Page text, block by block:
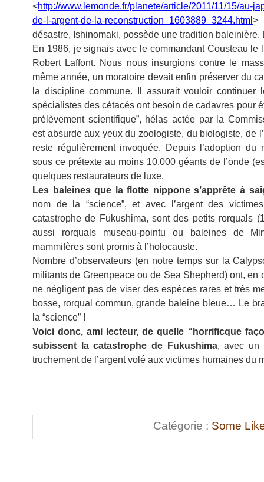
<http://www.lemonde.fr/planete/article/2011/11/15/au-
de-l-argent-de-la-reconstruction_1603889_3244.html >
désastre, Ishinomaki, possède une tradition baleinière.
En 1986, je signais avec le commandant Cousteau le
Robert Laffont. Nous nous insurgions contre le
même année, un moratoire devait enfin préserver du
la discipline commune. Il assurait vouloir continuer
spécialistes des cétacés ont besoin de cadavres pour
prélèvement scientifique”, hélas actée par la
est absurde aux yeux du zoologiste, du biologiste, de
reste régulièrement invoquée. Depuis l’adoption
sous ce prétexte au moins 10.000 géants de l’onde
quelques restaurateurs de luxe.
Les baleines que la flotte nippone s’apprête à
nom de la “science”, et avec l’argent des
catastrophe de Fukushima, sont des petits rorquals
aussi rorquals museau-pointu ou baleines de
mammifères sont promis à l’holocauste.
Nombre d’observateurs (en notre temps sur la
militants de Greenpeace ou de Sea Shepherd) ont, en
ne négligent pas de viser des espèces rares et très
bosse, rorqual commun, grande baleine bleue… Le
la “science” !
Voici donc, ami lecteur, de quelle “horrificque
subissent la catastrophe de Fukushima, avec un
truchement de l’argent volé aux victimes humaines du
Catégorie : Some